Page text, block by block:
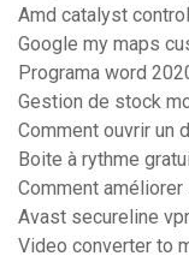
Amd catalyst
Google my maps
Programa word
Gestion de stock
Comment ouvrir un
Boite à rythme
Comment
Avast secureline
Video converter to